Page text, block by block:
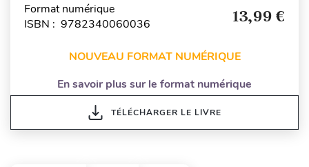
Format numérique
ISBN : 9782340060036
13,99 €
NOUVEAU FORMAT NUMÉRIQUE
En savoir plus sur le format numérique
TÉLÉCHARGER LE LIVRE